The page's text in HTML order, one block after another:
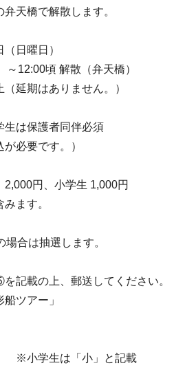
天橋で解散します。
日曜日）
12:00頃 解散（弁天橋）
延期はありません。）
は保護者同伴必須
必要です。）
円、小学生 1,000円
ます。
合は抽選します。
記載の上、郵送してください。
ツアー」
※小学生は「小」と記載